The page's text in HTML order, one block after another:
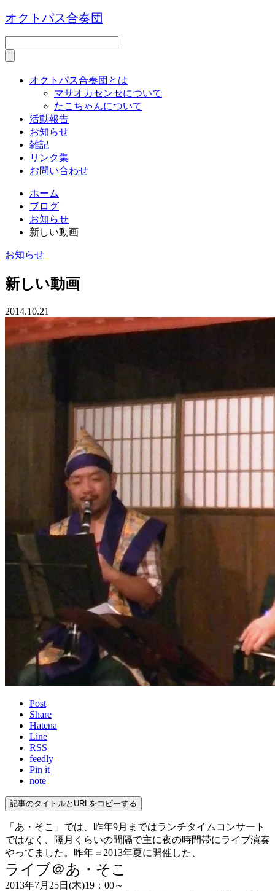
オクトパス合奏団
オクトパス合奏団とは
マサオカセンセについて
たこちゃんについて
活動報告
お知らせ
雑記
リンク集
お問い合わせ
ホーム
ブログ
お知らせ
新しい動画
お知らせ
新しい動画
2014.10.21
Post
Share
Hatena
Line
RSS
feedly
Pin it
note
記事のタイトルとURLをコピーする
「あ・そこ」では、昨年9月まではランチタイムコンサート
ではなく、隔月くらいの間隔で主に夜の時間帯にライブ演奏
やってました。昨年＝2013年夏に開催した、
ライブ＠あ・そこ
2013年7月25日(木)19：00～